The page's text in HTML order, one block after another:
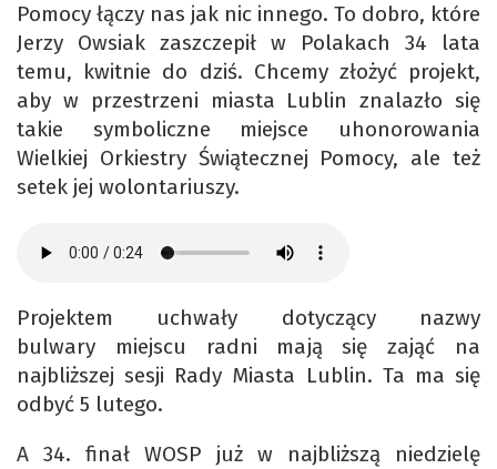
Pomocy łączy nas jak nic innego. To dobro, które
Jerzy Owsiak zaszczepił w Polakach 34 lata
temu, kwitnie do dziś. Chcemy złożyć projekt,
aby w przestrzeni miasta Lublin znalazło się
takie symboliczne miejsce uhonorowania
Wielkiej Orkiestry Świątecznej Pomocy, ale też
setek jej wolontariuszy.
Projektem uchwały dotyczący nazwy
bulwary miejscu radni mają się zająć na
najbliższej sesji Rady Miasta Lublin. Ta ma się
odbyć 5 lutego.
A 34. finał WOSP już w najbliższą niedzielę